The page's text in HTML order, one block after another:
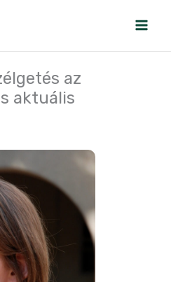
az
aktuális